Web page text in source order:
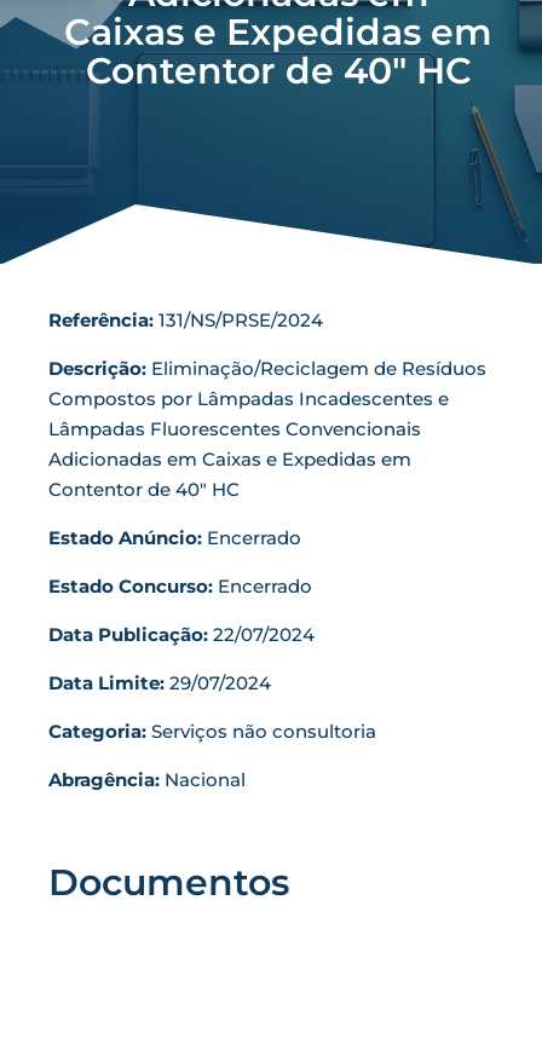
Gestão A&S
Concursos
Caixas e Expedidas em
Contentor de 40″ HC
Referência: 131/NS/PRSE/2024
Descrição: Eliminação/Reciclagem de Resíduos
Compostos por Lâmpadas Incadescentes e
Lâmpadas Fluorescentes Convencionais
Adicionadas em Caixas e Expedidas em
Contentor de 40" HC
Estado Anúncio: Encerrado
Estado Concurso: Encerrado
Data Publicação: 22/07/2024
Data Limite: 29/07/2024
Categoria: Serviços não consultoria
Abragência: Nacional
Documentos